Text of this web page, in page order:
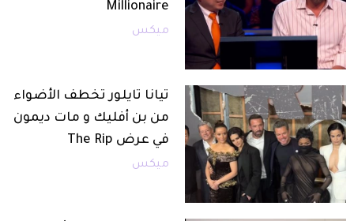
Millionaire
ميكس
تيانا تايلور تخطف الأضواء
من بن أفليك و مات ديمون
في عرض The Rip
ميكس